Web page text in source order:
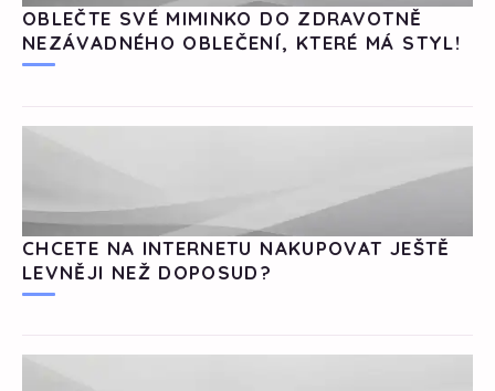
OBLEČTE SVÉ MIMINKO DO ZDRAVOTNĚ
NEZÁVADNÉHO OBLEČENÍ, KTERÉ MÁ STYL!
CHCETE NA INTERNETU NAKUPOVAT JEŠTĚ
LEVNĚJI NEŽ DOPOSUD?